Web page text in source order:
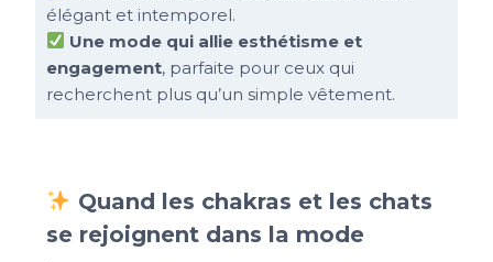
élégant et intemporel.
Une mode qui allie esthétisme et
engagement, parfaite pour ceux qui
recherchent plus qu’un simple vêtement.
Quand les chakras et les chats
se rejoignent dans la mode